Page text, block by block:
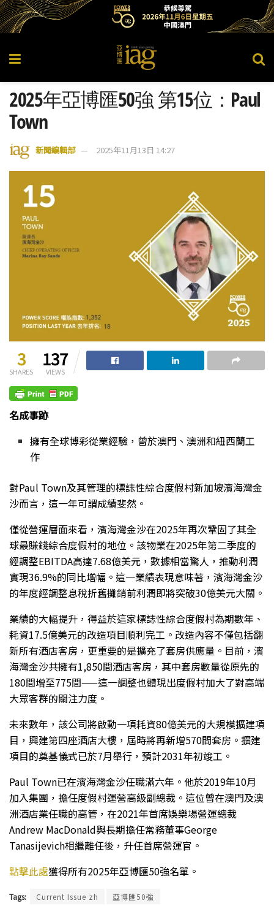
2025年亞博匯50強 第15位：Paul
Town
新聞編輯部 2025年11月13日 14:27
3
SHARES
137
VIEWS
名成事跡
擁有全球博彩從業經驗，曾於澳門、澳洲和紐西蘭工
作
對Paul Town及其管理的標誌性綜合度假村新加坡濱海灣金
沙而言，這一年可謂成績斐然。
僅從營運層面來看，濱海灣金沙在2025年再次鞏固了其全
球最賺錢綜合度假村的地位。該物業在2025年第二季度的
經調整EBITDA高達7.68億美元，數據相當驚人，推動利潤
實現36.9%的同比增幅。這一業績表現意味著，濱海灣金沙
的年度經調整息稅折舊攤銷前利潤即將突破30億美元大關。
業績的大幅提升，得益於這家標誌性綜合度假村為期數年、
耗資17.5億美元的改造項目順利完工。改造內容不僅包括翻
新所有酒店客房，更重要的是擴充了套房供應量。目前，濱
海灣金沙共擁有1,850間酒店客房，其中套房數量從原先的
180間增至775間——這一調整也體現出度假村加大了對高端
大眾客群的關注力度。
未來數年，該公司將啟動一項耗資80億美元的大規模擴建項
目，興建第四座酒店大樓，屆時將再新增570間套房。擴建
項目的奠基儀式已於7月舉行，預計2031年初竣工。
Paul Town已在濱海灣金沙任職滿六年。他於2019年10月
加入集團，擔任度假村運營高級副總裁。這位曾在澳門及澳
洲酒店業任職的高管，在2021年首席娛樂場營運總裁
Andrew MacDonald與長期擔任常務董事George
Tanasijevich相繼離任後，升任首席營運官。
點擊此處獲得所有2025年亞博匯50強名單。
Tags: Current Issue zh 亞博匯50強